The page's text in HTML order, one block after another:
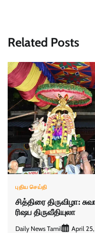
Related Posts
புதிய செய்தி
சித்திரை திருவிழா:
ரிஷப திருவீதியுலா
Daily News Tamil April